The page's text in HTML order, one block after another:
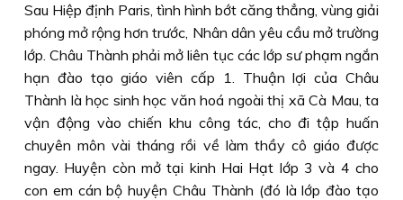
Sau Hiệp định Paris, tình hình bớt căng thẳng, vùng giải
phóng mở rộng hơn trước, Nhân dân yêu cầu mở trường
lớp. Châu Thành phải mở liên tục các lớp sư phạm ngắn
hạn đào tạo giáo viên cấp 1. Thuận lợi của Châu
Thành là học sinh học văn hoá ngoài thị xã Cà Mau, ta
vận động vào chiến khu công tác, cho đi tập huấn
chuyên môn vài tháng rồi về làm thầy cô giáo được
ngay. Huyện còn mở tại kinh Hai Hạt lớp 3 và 4 cho
con em cán bộ huyện Châu Thành (đó là lớp đào tạo